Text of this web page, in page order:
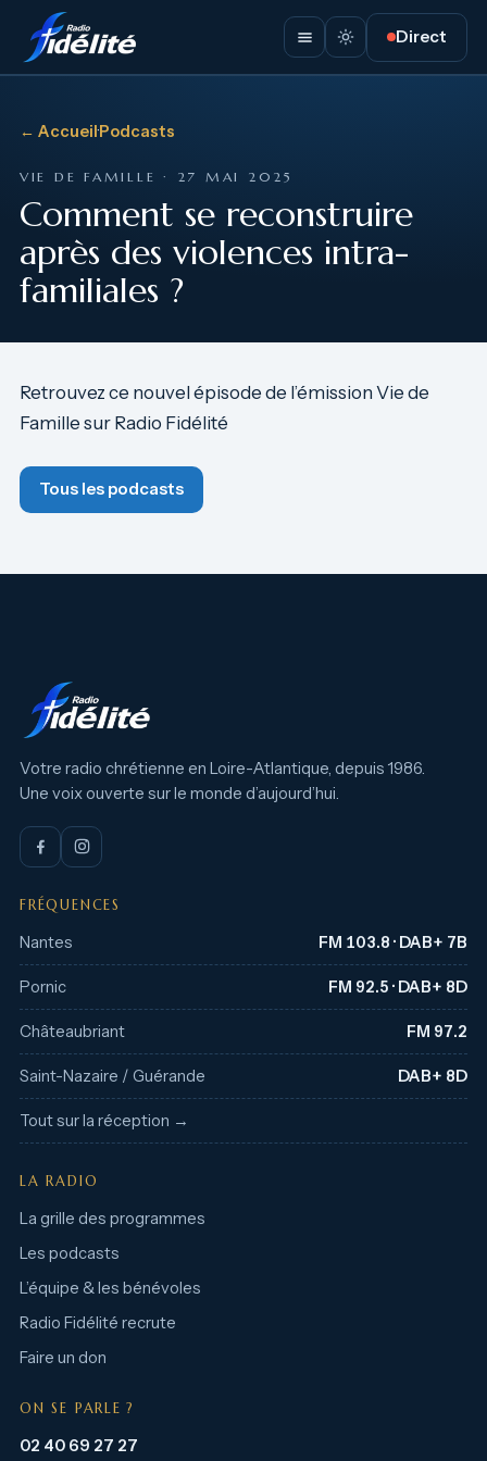
Direct
← Accueil·Podcasts
VIE DE FAMILLE · 27 MAI 2025
Comment se reconstruire
après des violences intra-
familiales ?
Retrouvez ce nouvel épisode de l’émission Vie de
Famille sur Radio Fidélité
Tous les podcasts
Votre radio chrétienne en Loire-Atlantique, depuis 1986.
Une voix ouverte sur le monde d’aujourd’hui.
FRÉQUENCES
Nantes FM 103.8 · DAB+ 7B
Pornic FM 92.5 · DAB+ 8D
Châteaubriant FM 97.2
Saint-Nazaire / Guérande DAB+ 8D
Tout sur la réception →
LA RADIO
La grille des programmes
Les podcasts
L’équipe & les bénévoles
Radio Fidélité recrute
Faire un don
ON SE PARLE ?
02 40 69 27 27